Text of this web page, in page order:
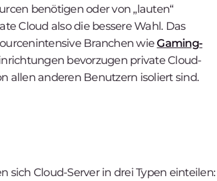
benötigen oder von „lauten“
Cloud also die bessere Wahl. Das
Branchen wieGaming-
bevorzugen private Cloud-
allen anderen Benutzern isoliert sind.
sich Cloud-Server in drei Typen einteilen: